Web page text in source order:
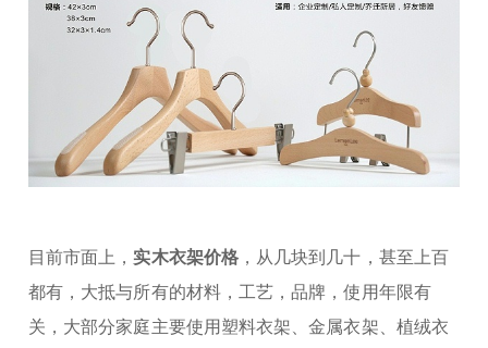
目前市面上， 实木衣架价格，从几块到几十，甚至上百
都有，大抵与所有的材料，工艺，品牌，使用年限有
关，大部分家庭主要使用塑料衣架、金属衣架、植绒衣